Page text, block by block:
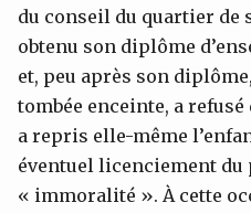
du conseil du quartier de
obtenu son diplôme
et, peu après son
tombée enceinte, a
a repris elle-même
éventuel licenciement du
« immoralité ». À cette